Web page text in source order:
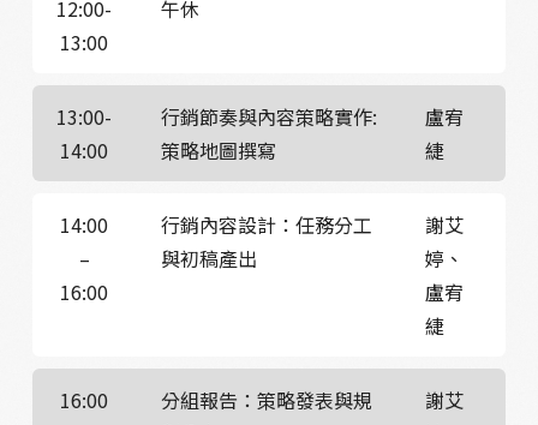
12:00-
13:00
午休
13:00-
14:00
行銷節奏與內容策略實作:
策略地圖撰寫
盧宥
緁
14:00
–
16:00
行銷內容設計：任務分工
與初稿產出
謝艾
婷、
盧宥
緁
16:00
分組報告：策略發表與規
謝艾